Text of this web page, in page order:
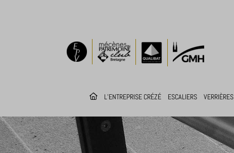
L’ENTREPRISE CRÉZÉ ESCALIERS VERRIÈRES